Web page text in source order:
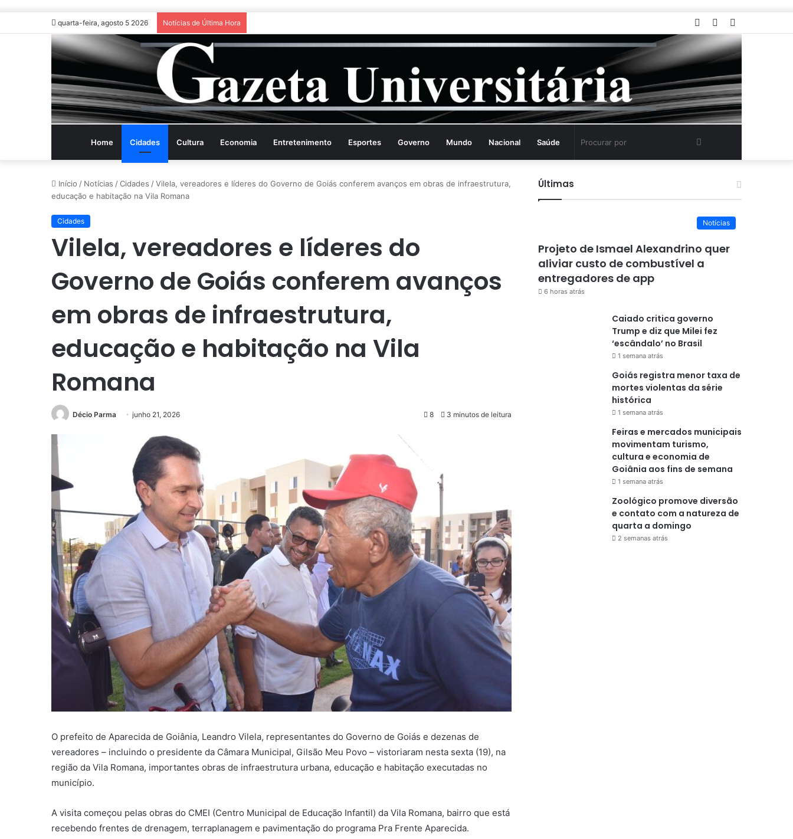
quarta-feira, agosto 5 2026 Notícias de Última Hora
Lateral
Artigo
aleatório
Entrar
Home Cidades Cultura Economia Entretenimento Esportes Governo Mundo Nacional Saúde Procurar
Início / Notícias /Cidades /Vilela, vereadores e líderes do Governo de Goiás conferem avanços em obras de infraestrutura,
educação e habitação na Vila Romana
Cidades
Vilela, vereadores e líderes do
Governo de Goiás conferem avanços
em obras de infraestrutura,
educação e habitação na Vila
Romana
Décio Parma junho 21, 2026 8 3 minutos de leitura
O prefeito de Aparecida de Goiânia, Leandro Vilela, representantes do Governo de Goiás e dezenas de
vereadores – incluindo o presidente da Câmara Municipal, Gilsão Meu Povo – vistoriaram nesta sexta (19), na
região da Vila Romana, importantes obras de infraestrutura urbana, educação e habitação executadas no
município.
A visita começou pelas obras do CMEI (Centro Municipal de Educação Infantil) da Vila Romana, bairro que está
recebendo frentes de drenagem, terraplanagem e pavimentação do programa Pra Frente Aparecida.
Últimas
Notícias
Projeto de Ismael Alexandrino quer
aliviar custo de combustível a
entregadores de app
6 horas atrás
Caiado critica governo
Trump e diz que Milei fez
‘escândalo’ no Brasil
1 semana atrás
Goiás registra menor taxa de
mortes violentas da série
histórica
1 semana atrás
Feiras e mercados municipais
movimentam turismo,
cultura e economia de
Goiânia aos fins de semana
1 semana atrás
Zoológico promove diversão
e contato com a natureza de
quarta a domingo
2 semanas atrás